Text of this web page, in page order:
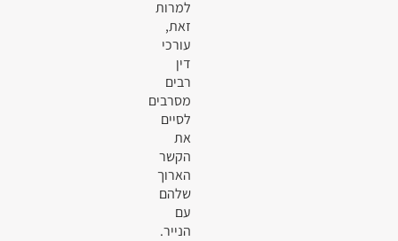
למרות
זאת,
עורכי
דין
רבים
מסרבים
לסיים
את
הקשר
הארוך
שלהם
עם
הנייר.